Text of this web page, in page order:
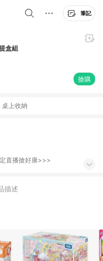
筆記
盒組
搶購
桌上收納
直播搶好康>>>
描述